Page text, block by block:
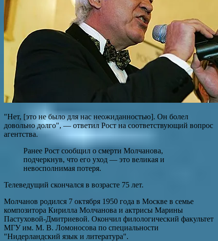
"Нет, [это не было для нас неожиданностью]. Он болел
довольно долго", — ответил Рост на соответствующий вопрос
агентства.
Ранее Рост сообщил о смерти Молчанова,
подчеркнув, что его уход — это великая и
невосполнимая потеря.
Телеведущий скончался в возрасте 75 лет.
Молчанов родился 7 октября 1950 года в Москве в семье
композитора Кирилла Молчанова и актрисы Марины
Пастуховой-Дмитриевой. Окончил филологический факультет
МГУ им. М. В. Ломоносова по специальности
"Нидерландский язык и литература".